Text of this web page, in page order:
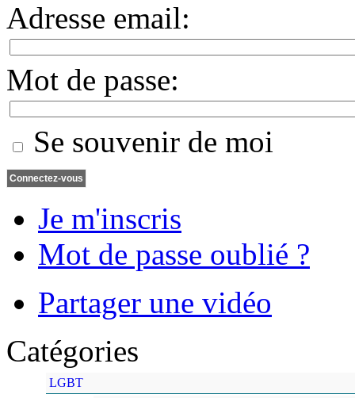
Adresse email:
Mot de passe:
Se souvenir de moi
Je m'inscris
Mot de passe oublié ?
Partager une vidéo
Catégories
LGBT